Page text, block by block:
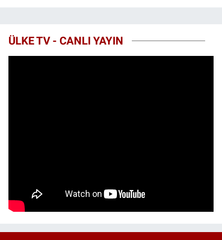
ÜLKE TV - CANLI YAYIN